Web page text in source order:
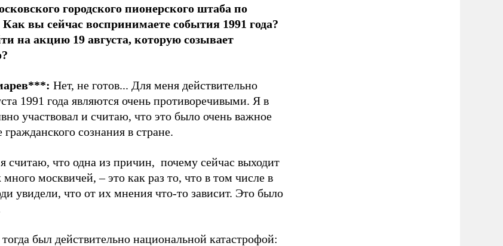
городского пионерского штаба по
Как вы сейчас воспринимаете события 1991 года?
на акцию 19 августа, которую созывает
Нет, не готов... Для меня действительно
1991 года являются очень противоречивыми. Я в
участвовал и считаю, что это было очень важное
сознания в стране.
считаю, что одна из причин, почему сейчас выходит
москвичей, – это как раз то, что в том числе в
увидели, что от их мнения что-то зависит. Это было
тогда был действительно национальной катастрофой: